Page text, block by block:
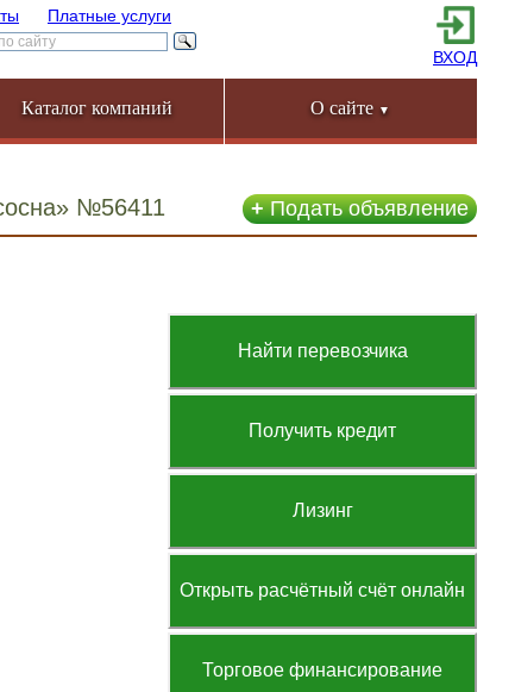
Платные услуги
ВХОД
Каталог компаний О сайте ▼
+Подать объявление
№56411
Найти перевозчика
Получить кредит
Лизинг
Открыть расчётный счёт онлайн
Торговое финансирование